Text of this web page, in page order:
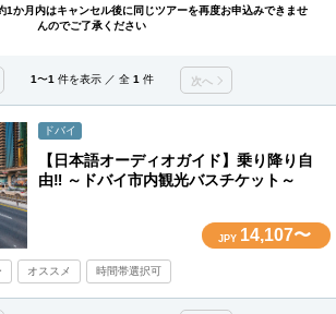
1か月内はキャンセル後に同じツアーを再度お申込みできませ
んのでご了承ください
1〜1 件を表示 ／ 全 1 件 次へ
ドバイ
【日本語オーディオガイド】乗り降り自
由‼ ～ドバイ市内観光バスチケット～
JPY 14,107〜
オススメ 時間帯選択可